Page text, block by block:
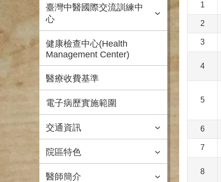
臺灣中醫國際交流訓練中
心
健康檢查中心(Health
Management Center)
醫療收費基準
電子病歷實施範圍
交通資訊
院區特色
醫師簡介
1
2
3
4
5
6
7
8